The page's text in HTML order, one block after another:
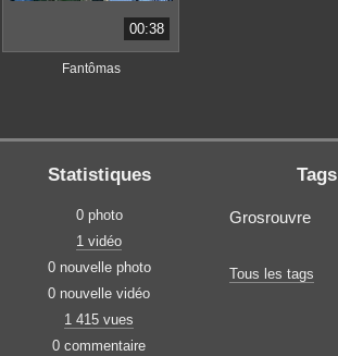
00:38
Fantômas
Statistiques
0 photo
1 vidéo
0 nouvelle photo
0 nouvelle vidéo
1 415 vues
0 commentaire
Tags
Grosrouvre
Tous les tags